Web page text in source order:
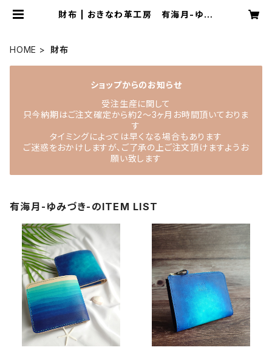
財布 | おきなわ革工房 有海月-ゆみ
HOME 財布
ショップからのお知らせ
受注生産に関して
只今納期はご注文確定から約2〜3ヶ月お時間頂いておりま
す
タイミングによっては早くなる場合もあります
ご迷惑をおかけしますが、ご了承の上ご注文頂けますようお
願い致します
有海月-ゆみづき-のITEM LIST